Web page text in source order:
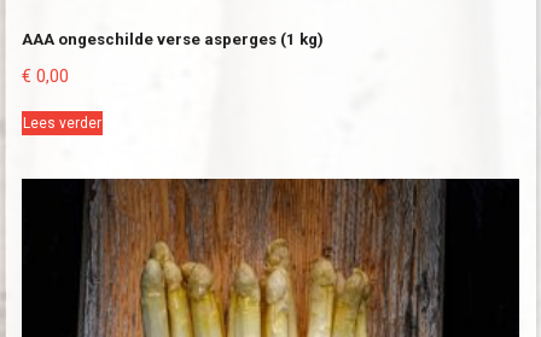
AAA ongeschilde verse asperges (1 kg)
€ 0,00
Lees verder